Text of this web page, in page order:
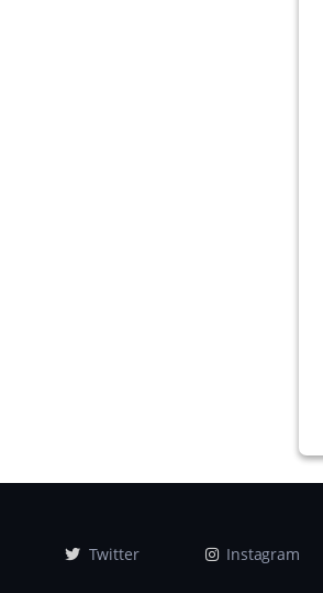
Twitter Instagram